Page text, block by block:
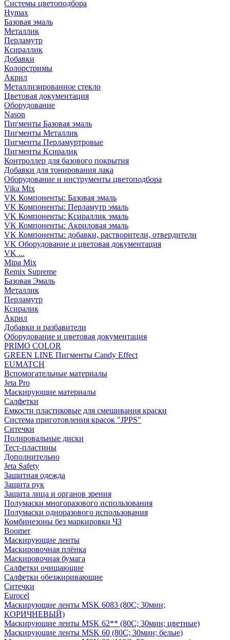
Системы цветоподбора
Hymax
Базовая эмаль
Металлик
Перламутр
Ксираллик
Добавки
Колорстримы
Акрил
Металлизированное стекло
Цветовая документация
Оборудование
Nason
Пигменты Базовая эмаль
Пигменты Металлик
Пигменты Перламуртровые
Пигменты Ксиралик
Контроллер для базового покрытия
Добавки для тонирования лака
Оборудование и инструменты цветоподбора
Vika Mix
VK Компоненты: Базовая эмаль
VK Компоненты: Перламутр эмаль
VK Компоненты: Ксираллик эмаль
VK Компоненты: Акриловая эмаль
VK Компоненты: добавки, растворители, отвердители
VK Оборудование и цветовая документация
VK ...
Mipa Mix
Remix Supreme
Базовая Эмаль
Металлик
Перламутр
Ксиралик
Акрил
Добавки и разбавители
Оборудование и цветовая документация
PRIMO COLOR
GREEN LINE Пигменты Candy Effect
EUMATCH
Вспомогательные материалы
Jeta Pro
Маскирующие материалы
Салфетки
Емкости пластиковые для смешивания краски
Система приготовления красок "JPPS"
Ситечки
Полировальные диски
Тест-пластины
Дополнительно
Jeta Safety
Защитная одежда
Защита рук
Защита лица и органов зрения
Полумаски многоразового использования
Полумаски одноразового использования
Комбинезоны без маркировки ЧЗ
Boomer
Маскирующие ленты
Маскировочная плёнка
Маскировочная бумага
Салфетки очищающие
Салфетки обезжиривающие
Ситечки
Euroсel
Маскирующие ленты MSK 6083 (80С; 30мин;
КОРИЧНЕВЫЙ)
Маскирующие ленты MSK 62** (80С; 30мин; цветные)
Маскирующие ленты MSK 60 (80С; 30мин; белые)